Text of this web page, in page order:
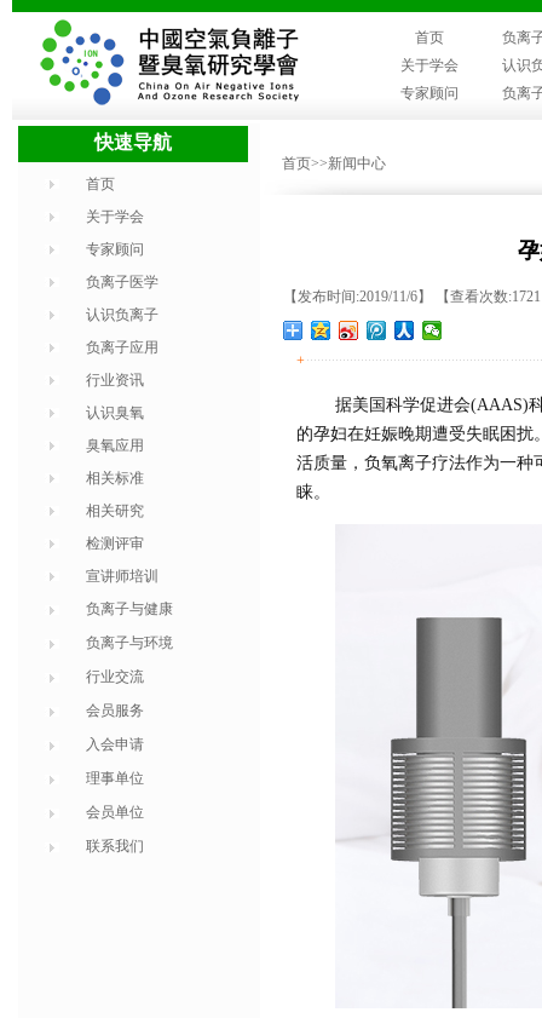
首页
负离
关于学会
认识
专家顾问
负离
快速导航
首页
关于学会
专家顾问
负离子医学
认识负离子
负离子应用
行业资讯
认识臭氧
臭氧应用
相关标准
相关研究
检测评审
宣讲师培训
负离子与健康
负离子与环境
行业交流
会员服务
入会申请
理事单位
会员单位
联系我们
首页>>新闻中心
【发布时间:2019/11/6】 【查看次数
+
据美国科学促进会(AAAS)
的孕妇在妊娠晚期遭受失眠困扰
活质量，负氧离子疗法作为一种
睐。